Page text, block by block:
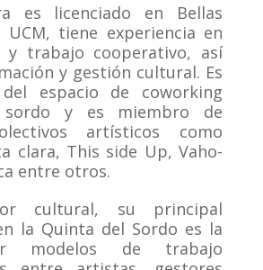
es licenciado en Bellas
tiene experiencia en
y trabajo cooperativo, así
y gestión cultural. Es
espacio de coworking
y es miembro de
artísticos como
clara, This side Up, Vaho-
entre otros.
cultural, su principal
la Quinta del Sordo es la
modelos de trabajo